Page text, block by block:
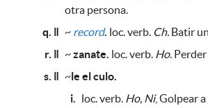
otra persona.
q. ǁ ~ record. loc. verb. Ch. Batir
r. ǁ ~zanate. loc. verb. Ho.
s. ǁ ~le el culo.
i. loc. verb. Ho, Ni, Golpear a